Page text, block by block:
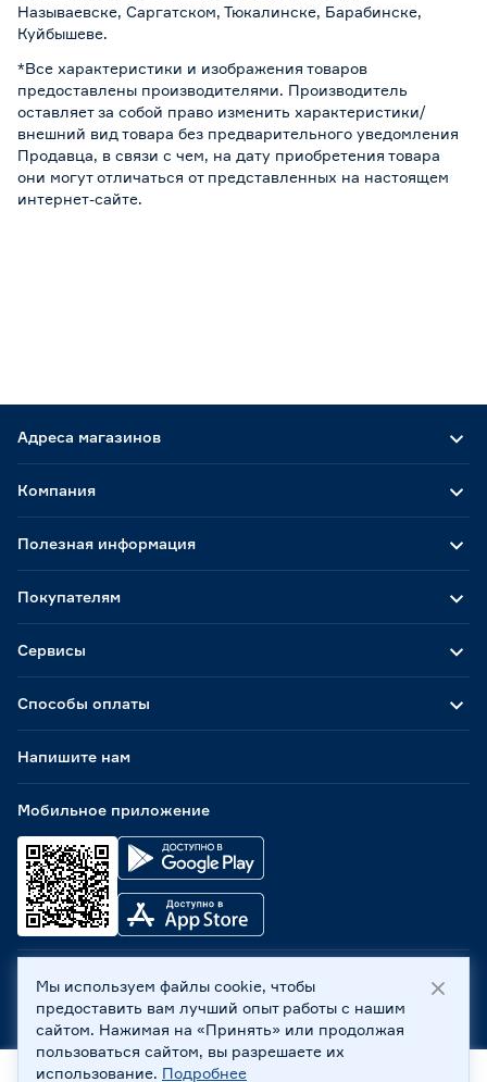
Называевске, Саргатском, Тюкалинске, Барабинске,
Куйбышеве.
*Все характеристики и изображения товаров
предоставлены производителями. Производитель
оставляет за собой право изменить характеристики/
внешний вид товара без предварительного уведомления
Продавца, в связи с чем, на дату приобретения товара
они могут отличаться от представленных на настоящем
интернет-сайте.
Адреса магазинов
Способы оплаты
Мобильное приложение
Компания
Полезная информация
Покупателям
Сервисы
Напишите нам
ООО «Бауцентр Рус» 2004 -2026, 236029, г. Калининград,
ул. А.Невского, 205. ИНН 7702596813, КПП 390601001 ©
Все права защищены
Политика обработки персональных данных
Мы используем файлы cookie, чтобы
предоставить вам лучший опыт работы с нашим
сайтом. Нажимая на «Принять» или продолжая
пользоваться сайтом, вы разрешаете их
использование. Подробнее